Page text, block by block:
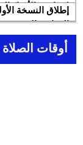
لمواجهة الأخبار
القراءة بالفرنسية
أوقات